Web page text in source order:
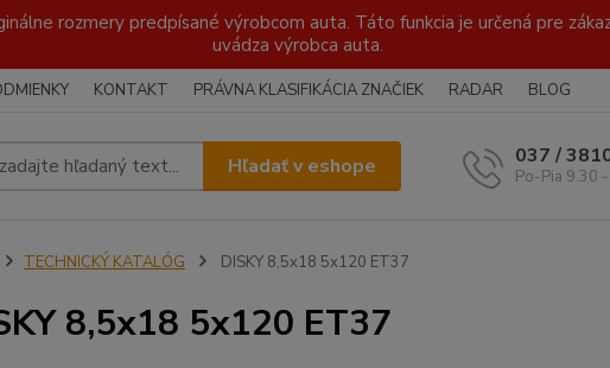
rozmery predpísané výrobcom auta. Táto funkcia je určená pre
uvádza výrobca auta.
KONTAKT PRÁVNA KLASIFIKÁCIA ZNAČIEK RADAR BLOG
Hľadať v eshope 037 /
Po-Pia 9.30
TECHNICKÝ KATALÓG DISKY 8,5x18 5x120 ET37
8,5x18 5x120 ET37